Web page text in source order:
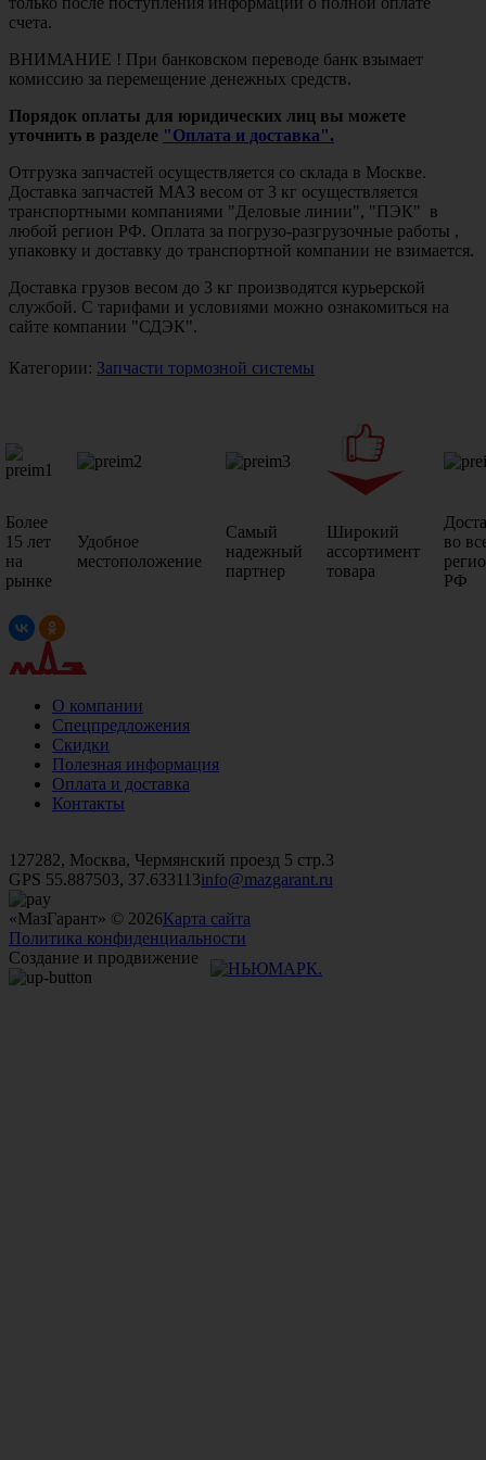
счета.
ВНИМАНИЕ ! При банковском переводе банк взымает
комиссию за перемещение денежных средств.
Порядок оплаты для юридических лиц вы можете
уточнить в разделе "Оплата и доставка".
Отгрузка запчастей осуществляется со склада в Москве.
Доставка запчастей МАЗ весом от 3 кг осуществляется
транспортными компаниями "Деловые линии", "ПЭК" в
любой регион РФ. Оплата за погрузо-разгрузочные работы ,
упаковку и доставку до транспортной компании не взимается.
Доставка грузов весом до 3 кг производятся курьерской
службой. С тарифами и условиями можно ознакомиться на
сайте компании "СДЭК".
Категории: Запчасти тормозной системы
Более
15 лет
на
рынке
Удобное
местоположение
Самый
надежный
партнер
Широкий
ассортимент
товара
во
РФ
О компании
Спецпредложения
Скидки
Полезная информация
Оплата и доставка
Контакты
127282, Москва, Чермянский проезд 5 стр.3
GPS 55.887503, 37.633113info@mazgarant.ru
«МазГарант» © 2026Карта сайта
Политика конфиденциальности
Создание и продвижение